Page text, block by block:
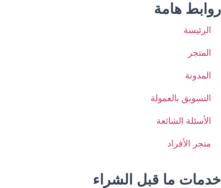
روابط هامة
الرئيسة
المتجر
المدونة
التسويق بالعمولة
الأسئلة الشائعة
متجر الأفراد
خدمات ما قبل الشراء